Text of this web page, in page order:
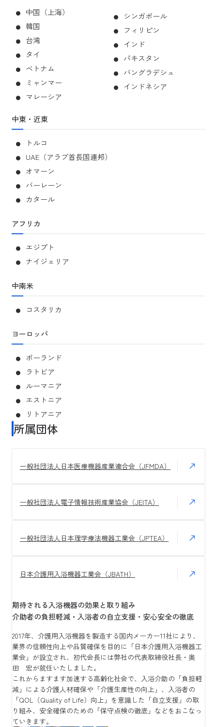
中国（上海）
韓国
台湾
タイ
ベトナム
ミャンマー
マレーシア
シンガポール
フィリピン
インド
パキスタン
バングラデシュ
インドネシア
中東・近東
トルコ
UAE（アラブ首長国連邦）
オマーン
バーレーン
カタール
アフリカ
エジプト
ナイジェリア
中南米
コスタリカ
ヨーロッパ
ポーランド
ラトビア
ルーマニア
エストニア
リトアニア
所属団体
一般社団法人日本医療機器産業連合会（JFMDA）
一般社団法人電子情報技術産業協会（JEITA）
一般社団法人日本理学療法機器工業会（JPTEA）
日本介護用入浴機器工業会（JBATH）
期待される入浴機器の効果と取り組み
介助者の負担軽減・入浴者の自立支援・安心安全の徹底
2017年、介護用入浴機器を製造する国内メーカー11社により、
業界の信頼性向上や品質確保を目的に「日本介護用入浴機器工
業会」が設立され、初代会長には弊社の代表取締役社長・奥
田 宏が就任いたしました。
これからますます加速する高齢化社会で、入浴介助の「負担軽
減」による介護人材確保や「介護生産性の向上」、入浴者の
「QOL（Quality of Life）向上」を意識した「自立支援」の取
り組み、安全確保のための「保守点検の徹底」などをおこなっ
ていきます。